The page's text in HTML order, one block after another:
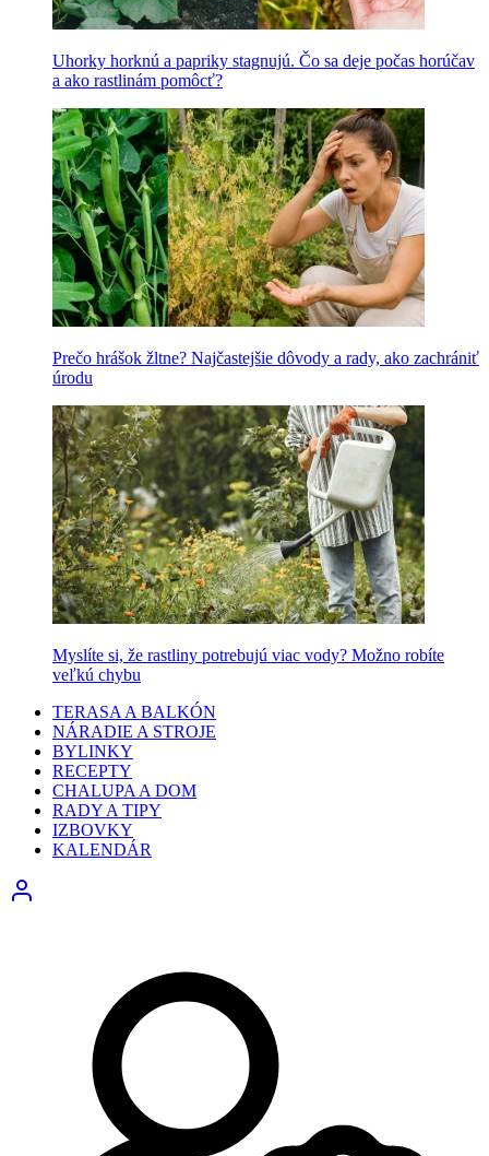
Uhorky horknú a papriky stagnujú. Čo sa deje počas horúčav
a ako rastlinám pomôcť?
Prečo hrášok žltne? Najčastejšie dôvody a rady, ako zachrániť
úrodu
Myslíte si, že rastliny potrebujú viac vody? Možno robíte
veľkú chybu
TERASA A BALKÓN
NÁRADIE A STROJE
BYLINKY
RECEPTY
CHALUPA A DOM
RADY A TIPY
IZBOVKY
KALENDÁR